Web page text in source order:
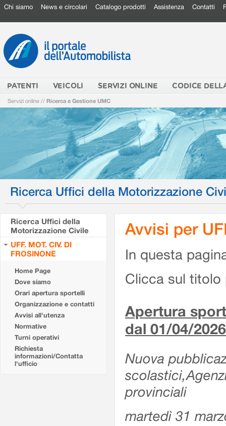
Chi siamo News e circolari Catalogo prodotti Assistenza Contatti
PATENTI VEICOLI SERVIZI ONLINE CODICE
Servizi online // Ricerca e Gestione UMC
Ricerca Uffici della Motorizzazione
Ricerca Uffici della
Motorizzazione Civile
UFF. MOT. CIV. DI
FROSINONE
Home Page
Dove siamo
Orari apertura sportelli
Organizzazione e contatti
Avvisi all'utenza
Normative
Turni operativi
Richiesta
informazioni/Contatta
l'ufficio
Avvisi per
In questa
Clicca sul titolo
Apertura
dal 01/04/2026
Nuova
provinciali
martedì 31